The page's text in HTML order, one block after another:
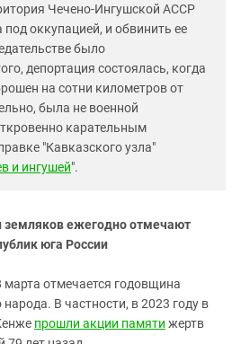
Чечено-Ингушской АССР
оккупацией, и обвинить ее
было
депортация состоялась, когда
на сотни километров от
была не военной
карательным
"Кавказского узла"
и ингушей".
ежегодно отмечают
юга России
отмечается годовщина
В частности, в 2023 году в
прошли акции памяти жертв